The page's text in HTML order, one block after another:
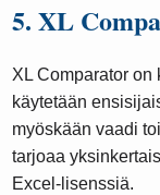
5. XL
XL Comparator
käytetään
myöskään vaadi
tarjoaa
Excel-lisenssiä.